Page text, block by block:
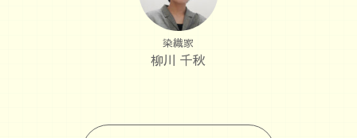
染織家
柳川 千秋